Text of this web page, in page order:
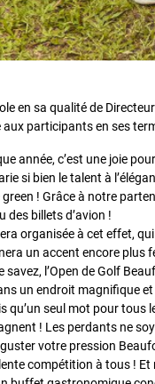
en sa qualité de
aux participants en ses
année, c’est une joie
si bien le talent à
green ! Grâce à notre
des billets d’avion !
organisée à cet effet,
un accent encore plus
savez, l’Open de Golf
un endroit magnifique
qu’un seul mot pour
! Les perdants ne
votre pression
compétition à tous !